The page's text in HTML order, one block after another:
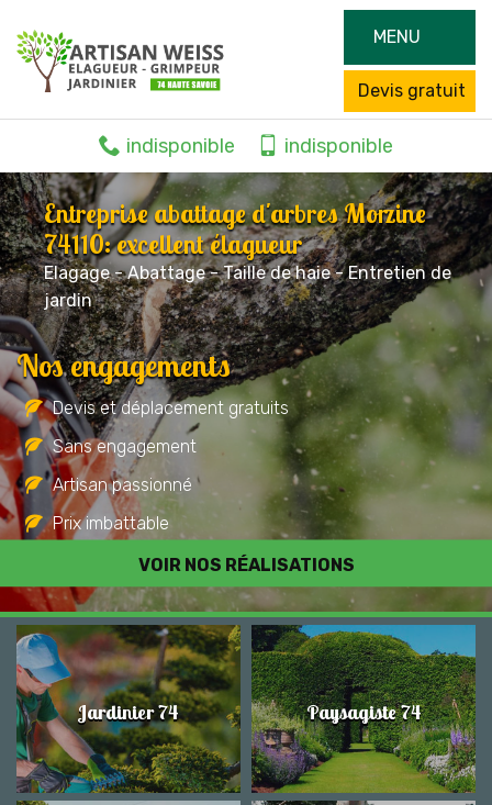
MENU
Devis gratuit
indisponible indisponible
Entreprise abattage d'arbres Morzine
74110: excellent élagueur
Elagage - Abattage - Taille de haie - Entretien de
jardin
VOIR NOS RÉALISATIONS
Nos engagements
Devis et déplacement gratuits
Sans engagement
Artisan passionné
Prix imbattable
Travail de qualité
Jardinier 74 Paysagiste 74